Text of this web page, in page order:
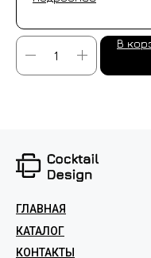
В
ГЛАВНАЯ
КОНТАКТЫ
КАТАЛОГ